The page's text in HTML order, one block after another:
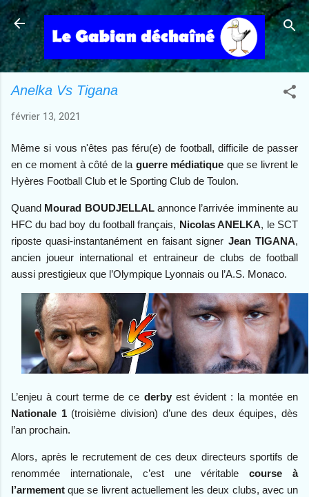
Accéder au contenu principal
Anelka Vs Tigana
février 13, 2021
Même si vous n'êtes pas féru(e) de football, difficile de passer
en ce moment à côté de la guerre médiatique que se livrent le
Hyères Football Club et le Sporting Club de Toulon.
Quand Mourad BOUDJELLALannonce l’arrivée imminente au
HFC du bad boy du football français, Nicolas ANELKA, le SCT
riposte quasi-instantanément en faisant signer Jean TIGANA,
ancien joueur international et entraineur de clubs de football
aussi prestigieux que l’Olympique Lyonnais ou l’A.S. Monaco.
L’enjeu à court terme de ce derby est évident : la montée en
Nationale 1(troisième division) d’une des deux équipes, dès
l’an prochain.
Alors, après le recrutement de ces deux directeurs sportifs de
renommée internationale, c’est une véritablecourse à
l’armement que se livrent actuellement les deux clubs, avec un